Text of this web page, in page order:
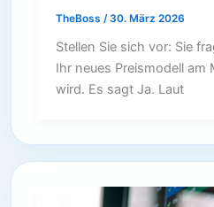
TheBoss /30. März 2026
Stellen Sie sich vor: Sie
Ihr neues Preismodell am
wird. Es sagt Ja. Laut